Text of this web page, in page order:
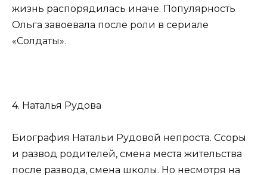
жизнь распорядилась иначе. Популярность
Ольга завоевала после роли в сериале
«Солдаты».
4. Наталья Рудова
Биография Натальи Рудовой непроста. Ссоры
и развод родителей, смена места жительства
после развода, смена школы. Но несмотря на